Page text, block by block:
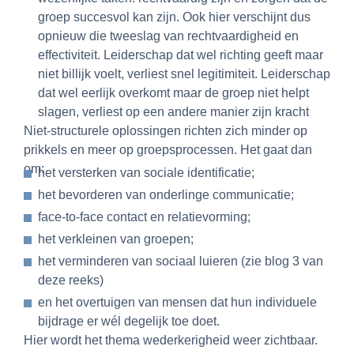
groep succesvol kan zijn. Ook hier verschijnt dus
opnieuw die tweeslag van rechtvaardigheid en
effectiviteit. Leiderschap dat wel richting geeft maar
niet billijk voelt, verliest snel legitimiteit. Leiderschap
dat wel eerlijk overkomt maar de groep niet helpt
slagen, verliest op een andere manier zijn kracht
Niet-structurele oplossingen richten zich minder op
prikkels en meer op groepsprocessen. Het gaat dan
om:het versterken van sociale identificatie;
het bevorderen van onderlinge communicatie;
face-to-face contact en relatievorming;
het verkleinen van groepen;
het verminderen van sociaal luieren (zie blog 3 van
deze reeks)
en het overtuigen van mensen dat hun individuele
bijdrage er wél degelijk toe doet.
Hier wordt het thema wederkerigheid weer zichtbaar.